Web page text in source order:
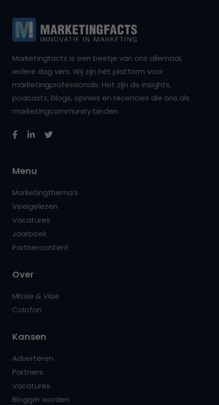
Marketingfacts is een beetje van ons allemaal,
iedere dag vers. Wij zijn hét platform voor
marketingprofessionals. Het zijn de insights,
podcasts, blogs, opinies en recencies die ons als
marketingcommunity binden.
Menu
Marketingthema’s
Veelgelezen
Vacatures
Jaarboek
Partnercontent
Over
Missie & Visie
Colofon
Kansen
Adverteren
Partners
Vacatures
Blogger worden